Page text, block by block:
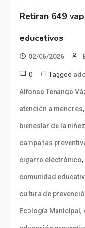
Retiran 649
educativos
02/06/2026
0 Tagged
Alfonso Tenango
atención a menores,
bienestar de la niñez
campañas
cigarro electrónico,
comunidad
cultura de
Ecología Municipal ,